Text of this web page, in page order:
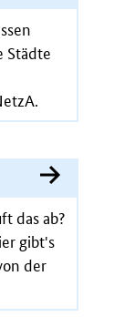
Städte
das ab?
gibt's
der